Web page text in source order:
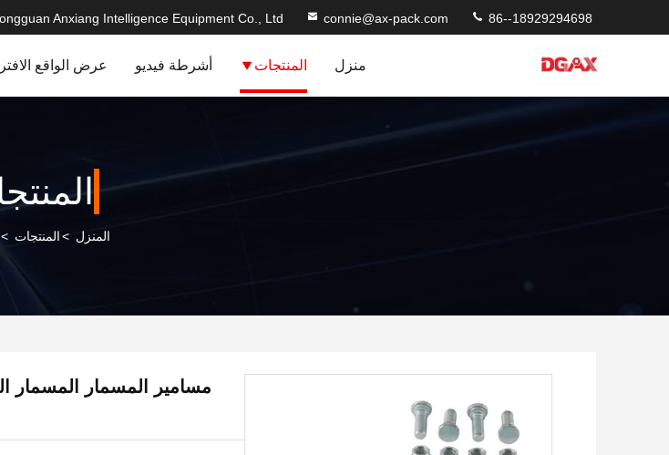
Anxiang Intelligence Equipment Co., Ltd connie@ax-pack.com 86--18929294698
منزل المنتجات أشرطة فيديو عرض الواقع
المنزل >المنتجات >
مسامير المسمار المسمار